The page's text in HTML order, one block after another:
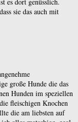
sie das auch mit
große Hunde die das
Hunden im speziellen
fleischigen Knochen
die am liebsten auf